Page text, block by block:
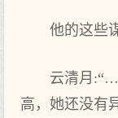
他的这些
云清月
高，她还没有